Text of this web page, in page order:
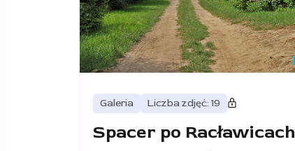
Galeria Liczba zdjęć: 19
Spacer po Racławicach